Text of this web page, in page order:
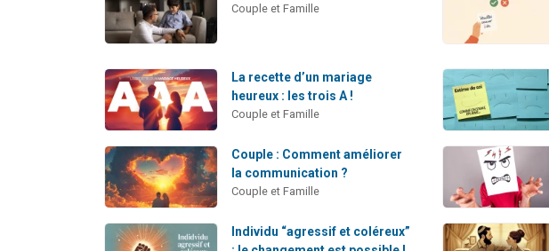
Couple et Famille
La recette d’un mariage
heureux : les trois A !
Couple et Famille
Couple : Comment améliorer
la communication ?
Couple et Famille
Individu “agressif et coléreux”